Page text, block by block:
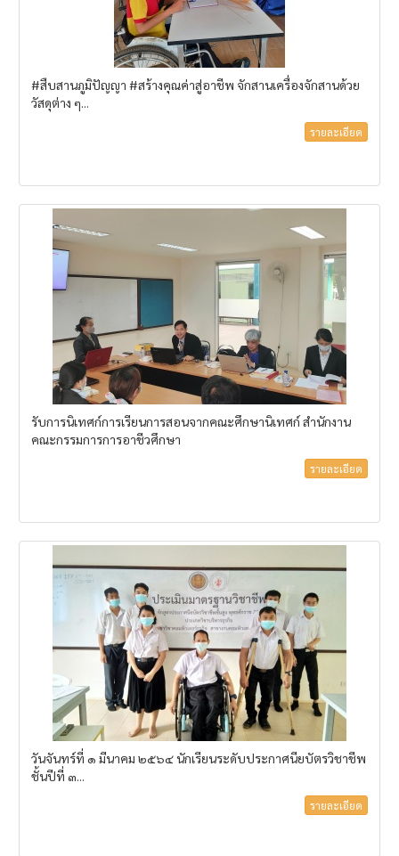
#สืบสานภูมิปัญญา #สร้างคุณค่าสู่อาชีพ จักสานเครื่องจักสานด้วย
วัสดุต่าง ๆ...
รายละเอียด
รับการนิเทศก์การเรียนการสอนจากคณะศึกษานิเทศก์ สำนักงาน
คณะกรรมการการอาชีวศึกษา
รายละเอียด
วันจันทร์ที่ ๑ มีนาคม ๒๕๖๔ นักเรียนระดับประกาศนียบัตรวิชาชีพ
ชั้นปีที่ ๓...
รายละเอียด